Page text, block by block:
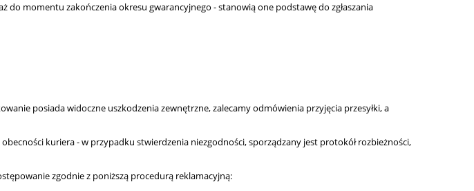
momentu zakończenia okresu gwarancyjnego - stanowią one podstawę do zgłaszania
posiada widoczne uszkodzenia zewnętrzne, zalecamy odmówienia przyjęcia przesyłki, a
kuriera - w przypadku stwierdzenia niezgodności, sporządzany jest protokół rozbieżności,
zgodnie z poniższą procedurą reklamacyjną: